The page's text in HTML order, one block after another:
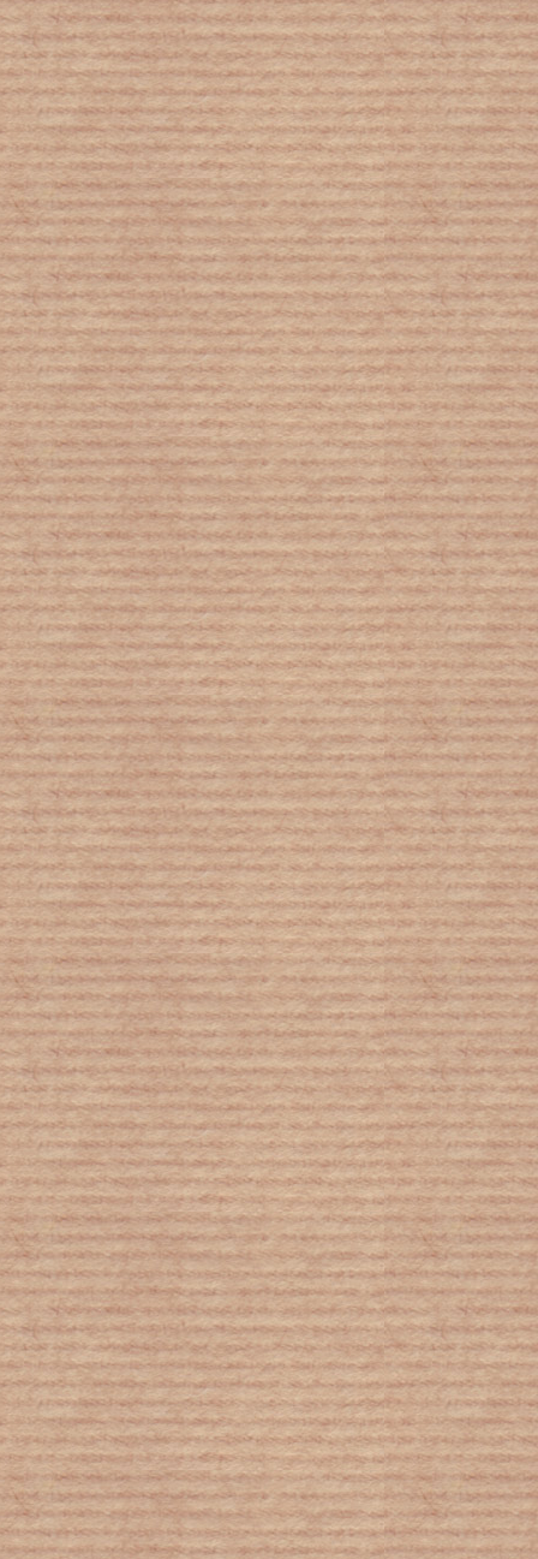
Το 2018 αναμένεται να ολοκληρωθεί
ως τέταρτο θερμότερο έτος στην
ιστορία
Τι κάνει το άγχος και το στρες στο
σώμα μας
«Δικτατορία» αντί για «καθεστώς»
στα σχολικά βιβλία της Χιλής
Η μπάντα των... απορριμματοφόρων
"ροκάρει" με μουσικά όργανα από
σκουπίδια